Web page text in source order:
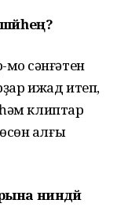
сәнғәтен
ижад итеп,
клиптар
алғы
ниндәй